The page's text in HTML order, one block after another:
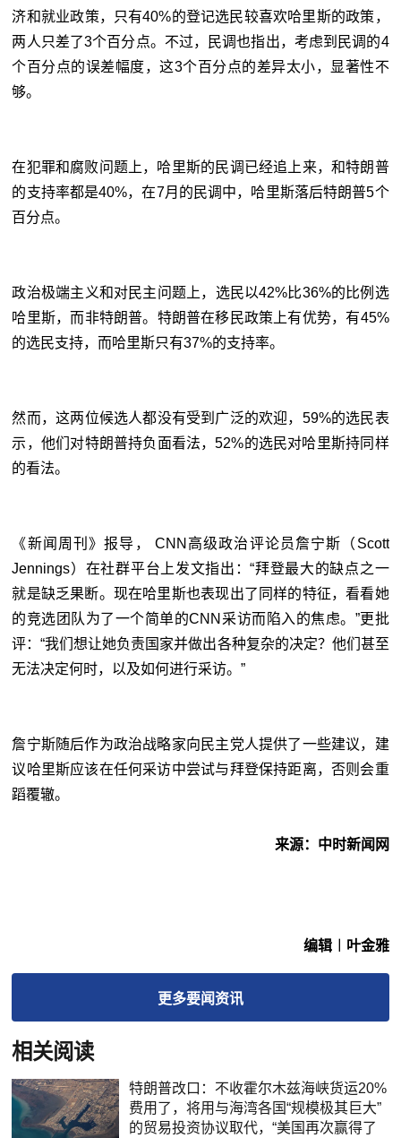
济和就业政策，只有40%的登记选民较喜欢哈里斯的政策，
两人只差了3个百分点。不过，民调也指出，考虑到民调的4
个百分点的误差幅度，这3个百分点的差异太小，显著性不
够。
在犯罪和腐败问题上，哈里斯的民调已经追上来，和特朗普
的支持率都是40%，在7月的民调中，哈里斯落后特朗普5个
百分点。
政治极端主义和对民主问题上，选民以42%比36%的比例选
哈里斯，而非特朗普。特朗普在移民政策上有优势，有45%
的选民支持，而哈里斯只有37%的支持率。
然而，这两位候选人都没有受到广泛的欢迎，59%的选民表
示，他们对特朗普持负面看法，52%的选民对哈里斯持同样
的看法。
《新闻周刊》报导， CNN高级政治评论员詹宁斯（Scott
Jennings）在社群平台上发文指出：“拜登最大的缺点之一
就是缺乏果断。现在哈里斯也表现出了同样的特征，看看她
的竞选团队为了一个简单的CNN采访而陷入的焦虑。”更批
评：“我们想让她负责国家并做出各种复杂的决定？他们甚至
无法决定何时，以及如何进行采访。”
詹宁斯随后作为政治战略家向民主党人提供了一些建议，建
议哈里斯应该在任何采访中尝试与拜登保持距离，否则会重
蹈覆辙。
来源：中时新闻网
编辑︱叶金雅
更多要闻资讯
相关阅读
特朗普改口：不收霍尔木兹海峡货运20%
费用了，将用与海湾各国“规模极其巨大”
的贸易投资协议取代，“美国再次赢得了